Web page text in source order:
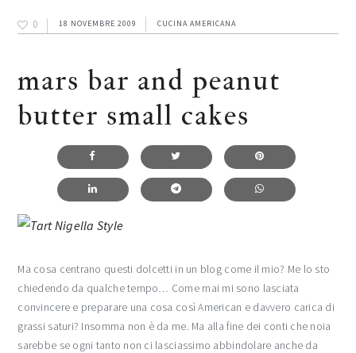
0 18 NOVEMBRE 2009 CUCINA AMERICANA
mars bar and peanut
butter small cakes
Ma cosa centrano questi dolcetti in un blog come il mio? Me lo sto
chiedendo da qualche tempo… Come mai mi sono lasciata
convincere e preparare una cosa così American e davvero carica di
grassi saturi? Insomma non è da me. Ma alla fine dei conti che noia
sarebbe se ogni tanto non ci lasciassimo abbindolare anche da